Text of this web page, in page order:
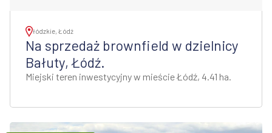
łódzkie, Łódź
Na sprzedaż brownfield w dzielnicy
Bałuty, Łódź.
Miejski teren inwestycyjny w mieście Łódź, 4.41 ha.